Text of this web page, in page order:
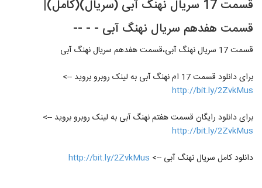
قسمت 17 سریال نهنگ آبی (سریال)(کامل)|
قسمت هفدهم سریال نهنگ آبی - - --
قسمت 17 سریال نهنگ آبی،قسمت هفدهم سریال نهنگ آبی
برای دانلود قسمت 17 ام نهنگ آبی به لینک روبرو بروید -->
http://bit.ly/2ZvkMus
برای دانلود رایگان قسمت هفتم نهنگ آبی به لینک روبرو بروید -->
http://bit.ly/2ZvkMus
دانلود کامل سریال نهنگ آبی --> http://bit.ly/2ZvkMus